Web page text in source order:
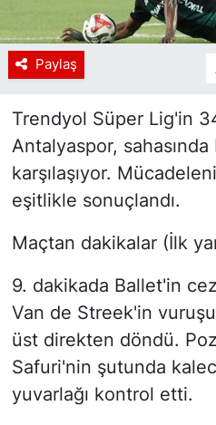
Paylaş
Trendyol Süper Lig'in
Antalyaspor,
karşılaşıyor.
eşitlikle sonuçlandı.
Maçtan dakikalar (İlk
9. dakikada Ballet'in
Van de Streek'in
üst direkten döndü.
Safuri'nin şutunda
yuvarlağı kontrol etti.